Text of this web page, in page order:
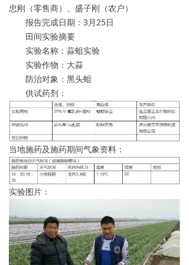
忠刚（零售商）、盛子刚（农户）
报告完成日期：3月25日
田间实验摘要
实验名称：蒜蛆实验
实验作物：大蒜
防治对象：黑头蛆
供试药剂：
当地施药及施药期间气象资料：
实验图片：